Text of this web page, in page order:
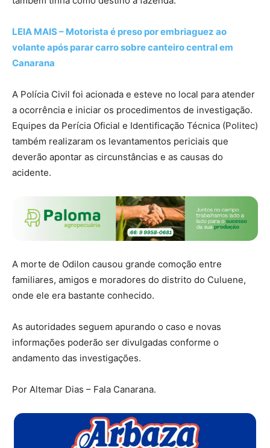
LEIA MAIS – Motorista é preso por embriaguez ao
volante após parar carro sobre canteiro central em
Canarana
A Polícia Civil foi acionada e esteve no local para atender
a ocorrência e iniciar os procedimentos de investigação.
Equipes da Perícia Oficial e Identificação Técnica (Politec)
também realizaram os levantamentos periciais que
deverão apontar as circunstâncias e as causas do
acidente.
A morte de Odilon causou grande comoção entre
familiares, amigos e moradores do distrito do Culuene,
onde ele era bastante conhecido.
As autoridades seguem apurando o caso e novas
informações poderão ser divulgadas conforme o
andamento das investigações.
Por Altemar Dias – Fala Canarana.